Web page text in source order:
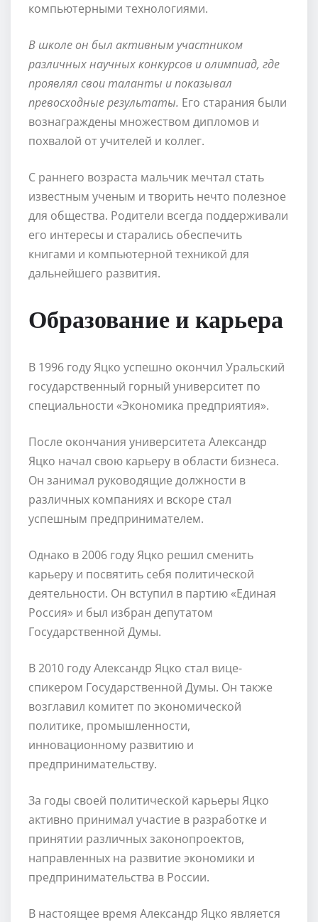
компьютерными технологиями.
В школе он был активным участником
различных научных конкурсов и олимпиад, где
проявлял свои таланты и показывал
превосходные результаты. Его старания были
вознаграждены множеством дипломов и
похвалой от учителей и коллег.
С раннего возраста мальчик мечтал стать
известным ученым и творить нечто полезное
для общества. Родители всегда поддерживали
его интересы и старались обеспечить
книгами и компьютерной техникой для
дальнейшего развития.
Образование и карьера
В 1996 году Яцко успешно окончил Уральский
государственный горный университет по
специальности «Экономика предприятия».
После окончания университета Александр
Яцко начал свою карьеру в области бизнеса.
Он занимал руководящие должности в
различных компаниях и вскоре стал
успешным предпринимателем.
Однако в 2006 году Яцко решил сменить
карьеру и посвятить себя политической
деятельности. Он вступил в партию «Единая
Россия» и был избран депутатом
Государственной Думы.
В 2010 году Александр Яцко стал вице-
спикером Государственной Думы. Он также
возглавил комитет по экономической
политике, промышленности,
инновационному развитию и
предпринимательству.
За годы своей политической карьеры Яцко
активно принимал участие в разработке и
принятии различных законопроектов,
направленных на развитие экономики и
предпринимательства в России.
В настоящее время Александр Яцко является